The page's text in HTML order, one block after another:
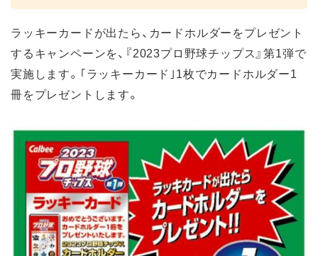
ラッキーカードが出たら、カードホルダーをプレゼント
するキャンペーンを、『2023プロ野球チップス』第1弾で
実施します。｢ラッキーカード｣1枚でカードホルダー1
冊をプレゼントします。